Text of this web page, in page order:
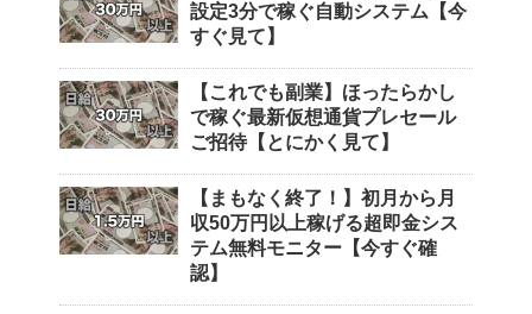
設定3分で稼ぐ自動システム【今
すぐ見て】
【これでも副業】ほったらかし
で稼ぐ最新仮想通貨プレセール
ご招待【とにかく見て】
【まもなく終了！】初月から月
収50万円以上稼げる超即金シス
テム無料モニター【今すぐ確
認】